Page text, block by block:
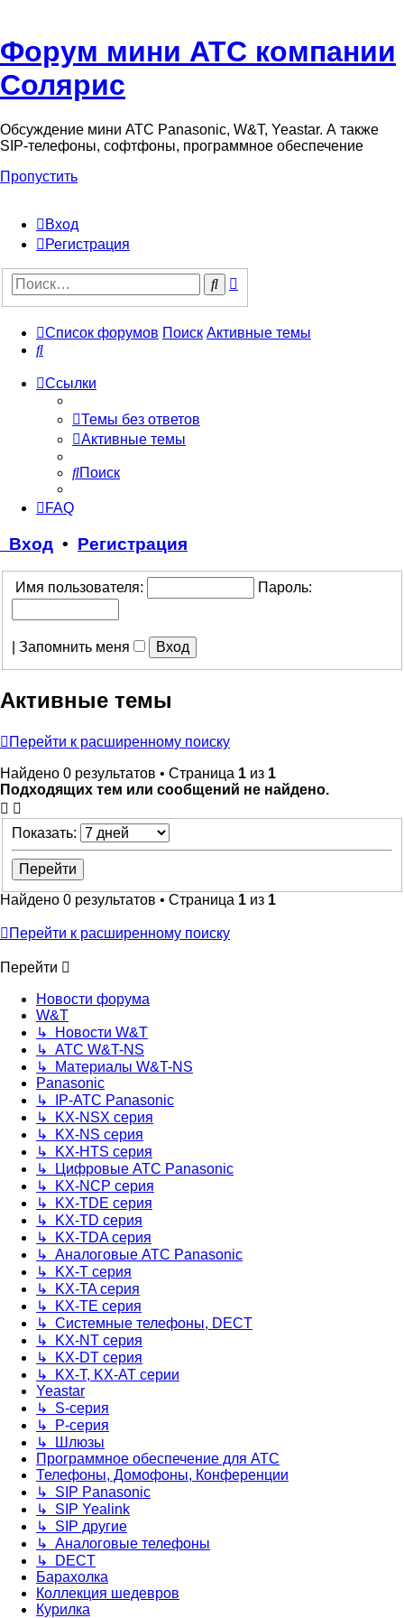
Форум мини АТС компании
Солярис
Обсуждение мини АТС Panasonic, W&T, Yeastar. А также
SIP-телефоны, софтфоны, программное обеспечение
Пропустить
Вход
Регистрация
Поиск
Список форумов Поиск Активные темы
Поиск
Ссылки
Темы без ответов
Активные темы
Поиск
FAQ
Вход • Регистрация
Имя пользователя: Пароль:
Запомнить меня
Активные темы
Перейти к расширенному поиску
Найдено 0 результатов • Страница 1 из 1
Подходящих тем или сообщений не найдено.
Показать:
Найдено 0 результатов • Страница 1 из 1
Перейти к расширенному поиску
Перейти
Новости форума
W&T
↳ Новости W&T
↳ АТС W&T-NS
↳ Материалы W&T-NS
Panasonic
↳ IP-АТС Panasonic
↳ KX-NSX серия
↳ KX-NS серия
↳ KX-HTS серия
↳ Цифровые АТС Panasonic
↳ KX-NCP серия
↳ KX-TDE серия
↳ KX-TD серия
↳ KX-TDA серия
↳ Аналоговые АТС Panasonic
↳ KX-T серия
↳ KX-TA серия
↳ KX-TE серия
↳ Системные телефоны, DECT
↳ KX-NT серия
↳ KX-DT серия
↳ KX-T, KX-AT серии
Yeastar
↳ S-серия
↳ P-серия
↳ Шлюзы
Программное обеспечение для АТС
Телефоны, Домофоны, Конференции
↳ SIP Panasonic
↳ SIP Yealink
↳ SIP другие
↳ Аналоговые телефоны
↳ DECT
Барахолка
Коллекция шедевров
Курилка